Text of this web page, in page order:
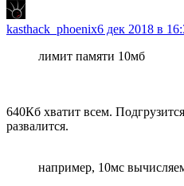
kasthack_phoenix6 дек 2018 в
лимит памяти 10мб
640Кб хватит всем.
развалится.
например, 10мс